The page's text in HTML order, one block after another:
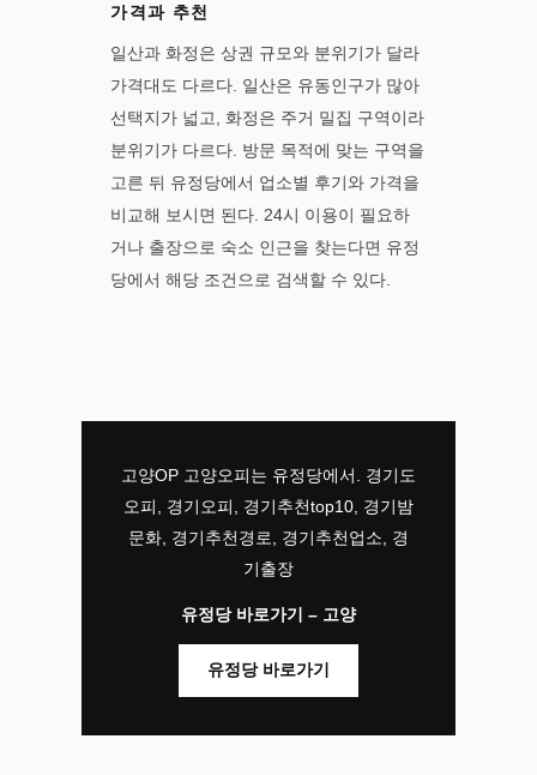
가격과 추천
일산과 화정은 상권 규모와 분위기가 달라
가격대도 다르다. 일산은 유동인구가 많아
선택지가 넓고, 화정은 주거 밀집 구역이라
분위기가 다르다. 방문 목적에 맞는 구역을
고른 뒤 유정당에서 업소별 후기와 가격을
비교해 보시면 된다. 24시 이용이 필요하
거나 출장으로 숙소 인근을 찾는다면 유정
당에서 해당 조건으로 검색할 수 있다.
고양OP 고양오피는 유정당에서. 경기도
오피, 경기오피, 경기추천top10, 경기밤
문화, 경기추천경로, 경기추천업소, 경
기출장
유정당 바로가기 – 고양
유정당 바로가기